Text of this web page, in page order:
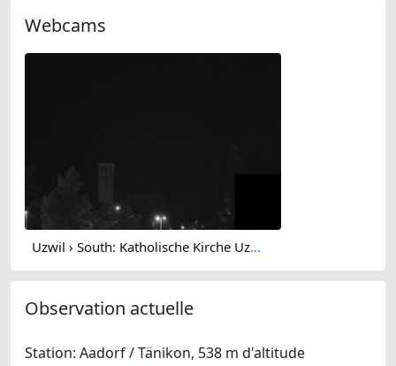
Webcams
Uzwil › South: Katholische Kirche Uzwil und Umgebung - Kath. Pfarramt Niederuzwil
Observation actuelle
Station: Aadorf / Tänikon, 538 m d'altitude